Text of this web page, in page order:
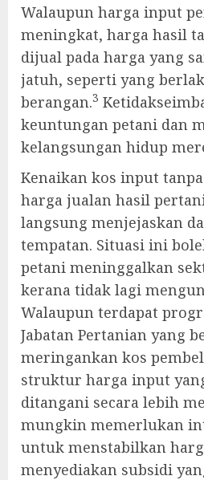
Walaupun harga input
meningkat, harga hasil
dijual pada harga yang
jatuh, seperti yang
berangan.3
keuntungan petani dan
kelangsungan hidup
Kenaikan kos input
harga jualan hasil
langsung menjejaskan
tempatan. Situasi ini
petani meninggalkan
kerana tidak lagi
Walaupun terdapat
Jabatan Pertanian yang
meringankan kos
struktur harga input
ditangani secara lebih
mungkin memerlukan
untuk menstabilkan
menyediakan subsidi